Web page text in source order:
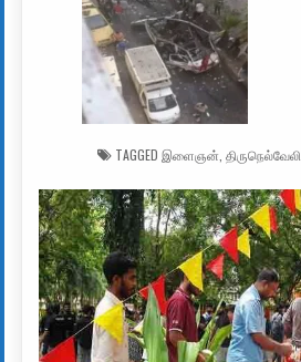
TAGGED இளைஞன் திருநெல்வேலி